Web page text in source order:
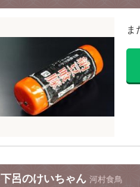
ま
下呂のけいちゃん 河村食鳥